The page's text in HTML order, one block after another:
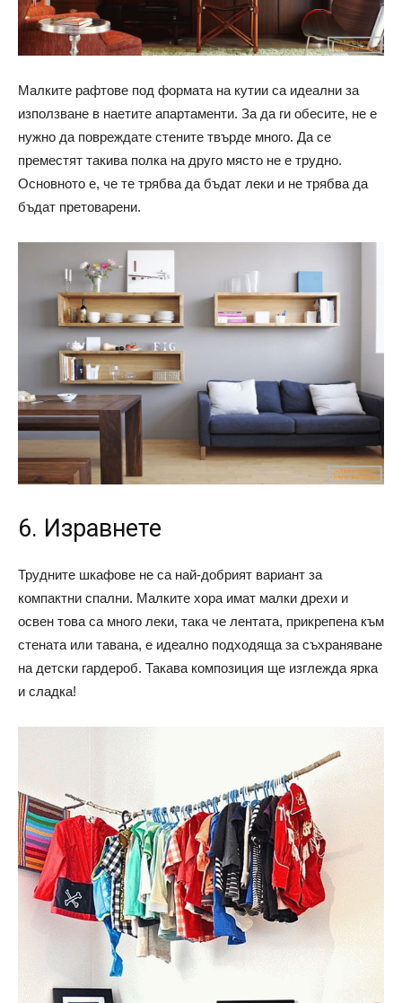
Малките рафтове под формата на кутии са идеални за
използване в наетите апартаменти. За да ги обесите, не е
нужно да повреждате стените твърде много. Да се ​​
преместят такива полка на друго място не е трудно.
Основното е, че те трябва да бъдат леки и не трябва да
бъдат претоварени.
6. Изравнете
Трудните шкафове не са най-добрият вариант за
компактни спални. Малките хора имат малки дрехи и
освен това са много леки, така че лентата, прикрепена към
стената или тавана, е идеално подходяща за съхраняване
на детски гардероб. Такава композиция ще изглежда ярка
и сладка!